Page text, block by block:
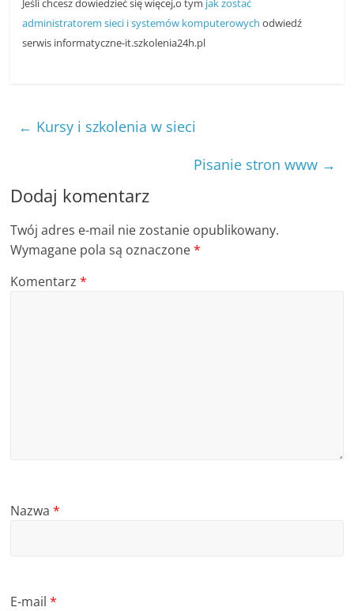
Jeśli chcesz dowiedzieć się więcej,o tym jak zostać
administratorem sieci i systemów komputerowychodwiedź
serwis informatyczne-it.szkolenia24h.pl
← Kursy i szkolenia w sieci
Pisanie stron www →
Dodaj komentarz
Twój adres e-mail nie zostanie opublikowany.
Wymagane pola są oznaczone*
Komentarz*
Nazwa*
E-mail*